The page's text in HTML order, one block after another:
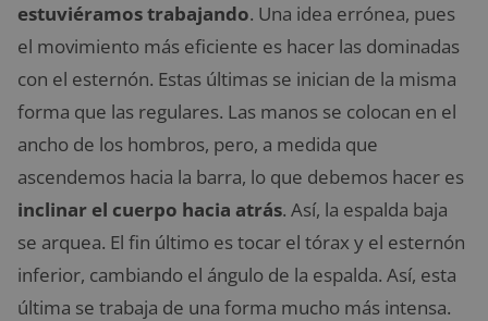
estuviéramos trabajando. Una idea errónea, pues
el movimiento más eficiente es hacer las dominadas
con el esternón. Estas últimas se inician de la misma
forma que las regulares. Las manos se colocan en el
ancho de los hombros, pero, a medida que
ascendemos hacia la barra, lo que debemos hacer es
inclinar el cuerpo hacia atrás. Así, la espalda baja
se arquea. El fin último es tocar el tórax y el esternón
inferior, cambiando el ángulo de la espalda. Así, esta
última se trabaja de una forma mucho más intensa.